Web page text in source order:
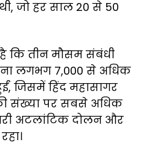
जो हर साल 20 से 50
कि तीन मौसम संबंधी
लगभग 7,000 से अधिक
जिसमें हिंद महासागर
संख्या पर सबसे अधिक
अटलांटिक दोलन और